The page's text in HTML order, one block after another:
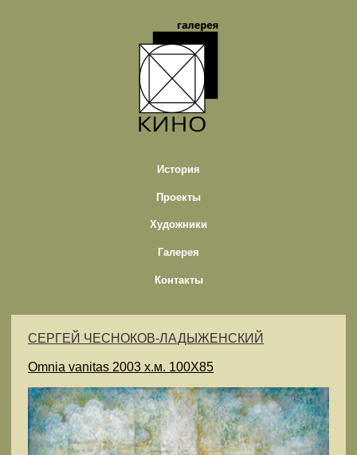
История
Проекты
Художники
Галерея
Контакты
СЕРГЕЙ ЧЕСНОКОВ-ЛАДЫЖЕНСКИЙ
Omnia vanitas 2003 х.м. 100Х85